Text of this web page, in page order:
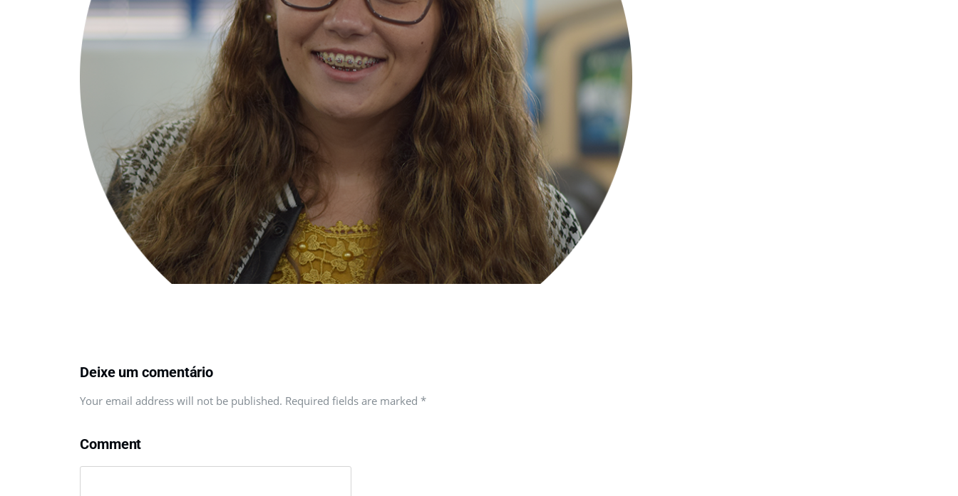
Deixe um comentário
Your email address will not be published. Required fields are marked *
Comment